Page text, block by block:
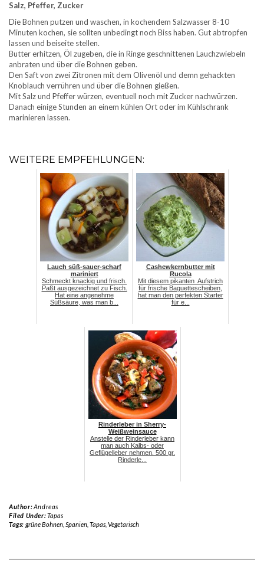
Salz, Pfeffer, Zucker
Die Bohnen putzen und waschen, in kochendem Salzwasser 8-10
Minuten kochen, sie sollten unbedingt noch Biss haben. Gut abtropfen
lassen und beiseite stellen.
Butter erhitzen, Öl zugeben, die in Ringe geschnittenen Lauchzwiebeln
anbraten und über die Bohnen geben.
Den Saft von zwei Zitronen mit dem Olivenöl und demn gehackten
Knoblauch verrühren und über die Bohnen gießen.
Mit Salz und Pfeffer würzen, eventuell noch mit Zucker nachwürzen.
Danach einige Stunden an einem kühlen Ort oder im Kühlschrank
marinieren lassen.
WEITERE EMPFEHLUNGEN:
Lauch süß-sauer-scharf
mariniert
Schmeckt knackig und frisch.
Paßt ausgezeichnet zu Fisch.
Hat eine angenehme
Süßsäure, was man b...
Cashewkernbutter mit
Rucola
Mit diesem pikanten Aufstrich
für frische Baguettescheiben,
hat man den perfekten Starter
für e...
Rinderleber in Sherry-
Weißweinsauce
Anstelle der Rinderleber kann
man auch Kalbs- oder
Geflügelleber nehmen. 500 gr.
Rinderle...
Author:Andreas
Filed Under:Tapas
Tags: grüne Bohnen, Spanien, Tapas, Vegetarisch